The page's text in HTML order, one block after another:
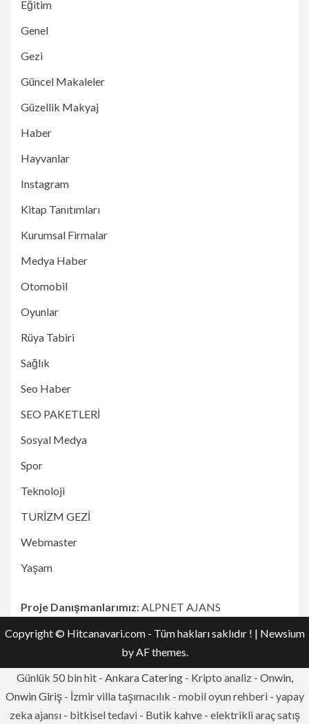
Eğitim
Genel
Gezi
Güncel Makaleler
Güzellik Makyaj
Haber
Hayvanlar
Instagram
Kitap Tanıtımları
Kurumsal Firmalar
Medya Haber
Otomobil
Oyunlar
Rüya Tabiri
Sağlık
Seo Haber
SEO PAKETLERİ
Sosyal Medya
Spor
Teknoloji
TURİZM GEZİ
Webmaster
Yaşam
Proje Danışmanlarımız: ALPNET AJANS
Copyright © Hitcanavari.com - Tüm hakları saklıdır ! | Newsium
by AF themes.
Günlük 50 bin hit - Ankara Catering- Kripto analiz - Onwin,
Onwin Giriş- İzmir villa taşımacılık - mobil oyun rehberi - yapay
zeka ajansı - bitkisel tedavi - Butik kahve - elektrikli araç satış